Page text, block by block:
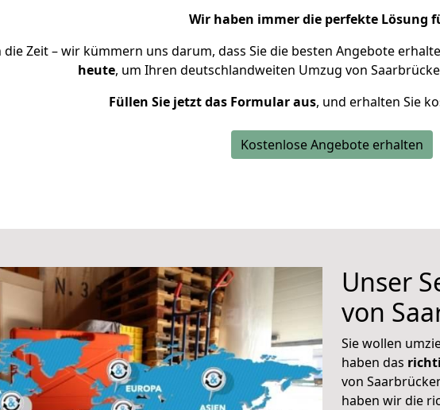
Wir haben immer die perfekte Lösung
die Zeit – wir kümmern uns darum, dass Sie die besten Angebote
heute, um Ihren deutschlandweiten Umzug von
Füllen Sie jetzt das Formular aus, und erhalten Sie
Kostenlose Angebote erhalten
Unser
von
Sie wollen
haben das
von
haben wir die